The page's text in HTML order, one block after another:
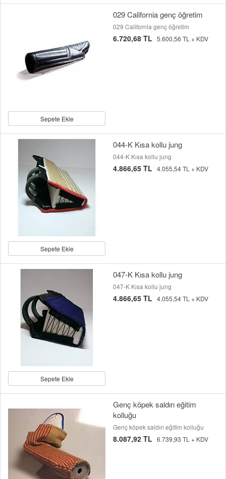
Sepete Ekle
029 California genç öğretim
029 California genç öğretim
6.720,68 TL 5.600,56 TL + KDV
Sepete Ekle
044-K Kısa kollu jung
044-K Kısa kollu jung
4.866,65 TL 4.055,54 TL + KDV
Sepete Ekle
047-K Kısa kollu jung
047-K Kısa kollu jung
4.866,65 TL 4.055,54 TL + KDV
Genç köpek saldırı eğitim
kolluğu
Genç köpek saldırı eğitim kolluğu
8.087,92 TL 6.739,93 TL + KDV